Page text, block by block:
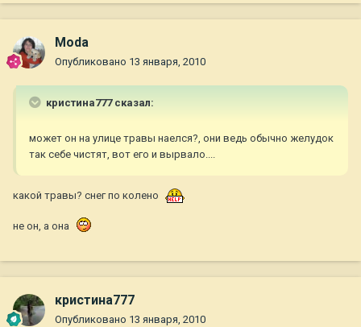
Moda
Опубликовано 13 января, 2010
кристина777 сказал:
может он на улице травы наелся?, они ведь обычно желудок
так себе чистят, вот его и вырвало....
какой травы? снег по колено
не он, а она
кристина777
Опубликовано 13 января, 2010